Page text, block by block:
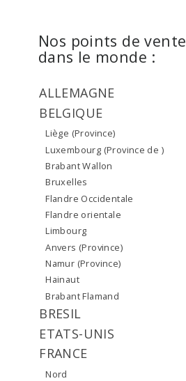
Nos points de vente
dans le monde :
ALLEMAGNE
BELGIQUE
Liège (Province)
Luxembourg (Province de )
Brabant Wallon
Bruxelles
Flandre Occidentale
Flandre orientale
Limbourg
Anvers (Province)
Namur (Province)
Hainaut
Brabant Flamand
BRESIL
ETATS-UNIS
FRANCE
Nord